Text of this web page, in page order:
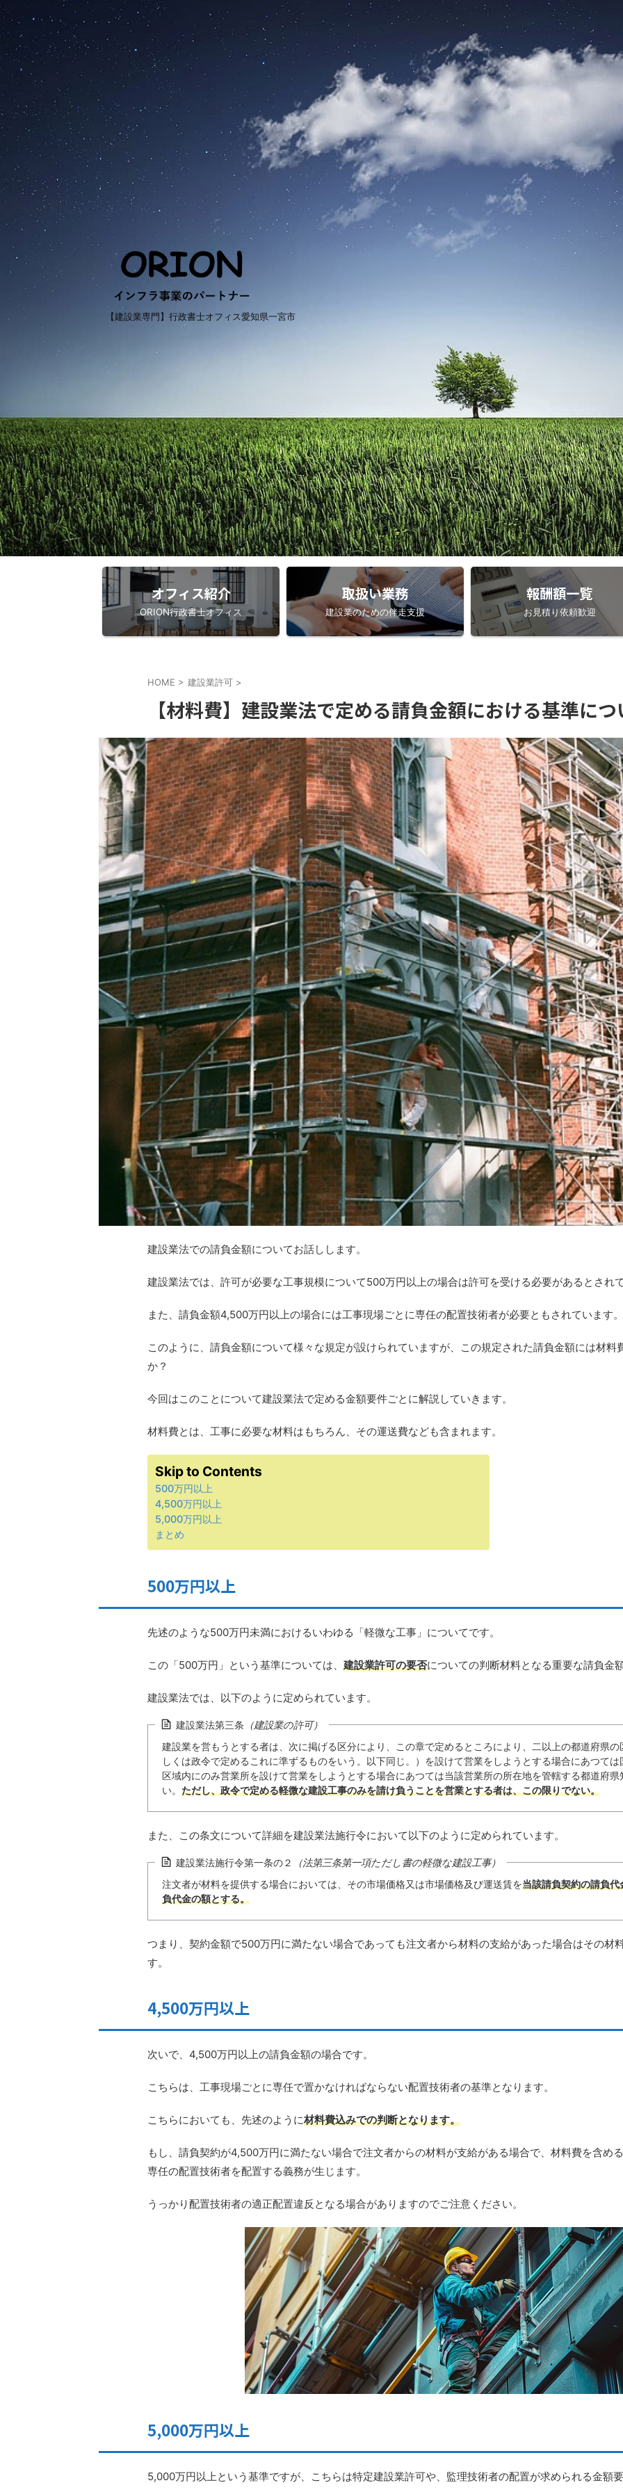
【建設業専門】行政書士オフィス愛知県一宮市
オフィス紹介
ORION行政書士オフィス
取扱い業務
建設業のための伴走支援
報酬額一覧
お見積り依頼歓迎
HOME > 建設業許可 >
【材料費】建設業法で定める請負金額における基準につ
建設業法での請負金額についてお話しします。
建設業法では、許可が必要な工事規模について500万円以上の場合は許可を受ける必要があるとされ
また、請負金額4,500万円以上の場合には工事現場ごとに専任の配置技術者が必要ともされています。
このように、請負金額について様々な規定が設けられていますが、この規定された請負金額には材
か？
今回はこのことについて建設業法で定める金額要件ごとに解説していきます。
材料費とは、工事に必要な材料はもちろん、その運送費なども含まれます。
Skip to Contents
500万円以上
4,500万円以上
5,000万円以上
まとめ
500万円以上
先述のような500万円未満におけるいわゆる「軽微な工事」についてです。
この「500万円」という基準については、 建設業許可の要否についての判断材料となる重要な請負金
建設業法では、以下のように定められています。
建設業法第三条 （建設業の許可）
建設業を営もうとする者は、次に掲げる区分により、この章で定めるところにより、二以上の都道府県
しくは政令で定めるこれに準ずるものをいう。以下同じ。）を設けて営業をしようとする場合にあつて
区域内にのみ営業所を設けて営業をしようとする場合にあつては当該営業所の所在地を管轄する都道府
い。 ただし、政令で定める軽微な建設工事のみを請け負うことを営業とする者は、この限りでない。
また、この条文について詳細を建設業法施行令において以下のように定められています。
建設業法施行令第一条の２
（法第三条第一項ただし書の軽微な建設工事）
注文者が材料を提供する場合においては、その市場価格又は市場価格及び運送賃を当該請負契約の請負
負代金の額とする。
つまり、契約金額で500万円に満たない場合であっても注文者から材料の支給があった場合はその材
す。
4,500万円以上
次いで、4,500万円以上の請負金額の場合です。
こちらは、工事現場ごとに専任で置かなければならない配置技術者の基準となります。
こちらにおいても、先述のように材料費込みでの判断となります。
もし、請負契約が4,500万円に満たない場合で注文者からの材料が支給がある場合で、材料費を含め
専任の配置技術者を配置する義務が生じます。
うっかり配置技術者の適正配置違反となる場合がありますのでご注意ください。
5,000万円以上
5,000万円以上という基準ですが、こちらは特定建設業許可や、監理技術者の配置が求められる金額